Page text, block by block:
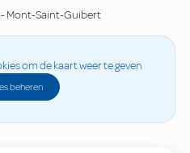
-Mont-Saint-Guibert
om de kaart weer te geven
beheren